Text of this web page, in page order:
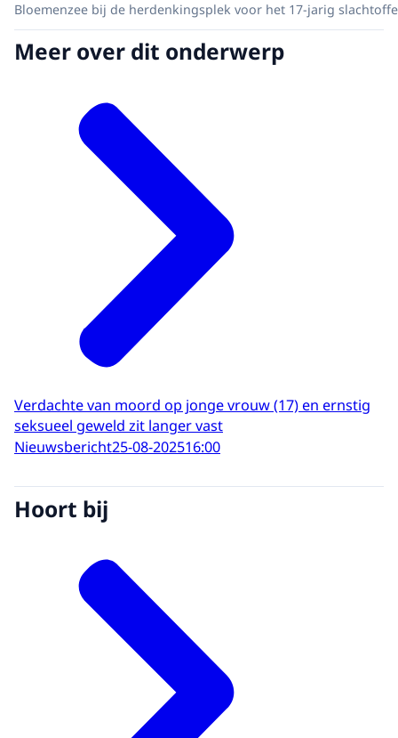
Bloemenzee bij de herdenkingsplek voor het 17-jarig
Meer over dit onderwerp
Verdachte van moord op jonge vrouw (17) en ernstig
seksueel geweld zit langer vast
Nieuwsbericht25-08-202516:00
Hoort bij